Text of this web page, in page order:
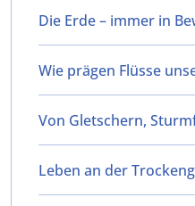
Die Erde – immer in
Wie prägen Flüsse
Von Gletschern,
Leben an der